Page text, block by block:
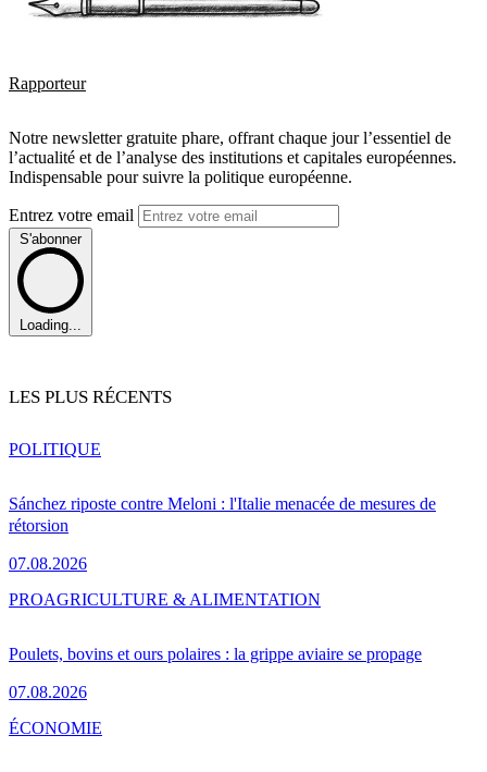
Rapporteur
Notre newsletter gratuite phare, offrant chaque jour l’essentiel de
l’actualité et de l’analyse des institutions et capitales européennes.
Indispensable pour suivre la politique européenne.
Entrez votre email
S'abonner
Loading...
LES PLUS RÉCENTS
Sánchez riposte contre Meloni : l'Italie menacée de mesures de
rétorsion
07.08.2026
POLITIQUE
Poulets, bovins et ours polaires : la grippe aviaire se propage
07.08.2026
PROAGRICULTURE & ALIMENTATION
ÉCONOMIE